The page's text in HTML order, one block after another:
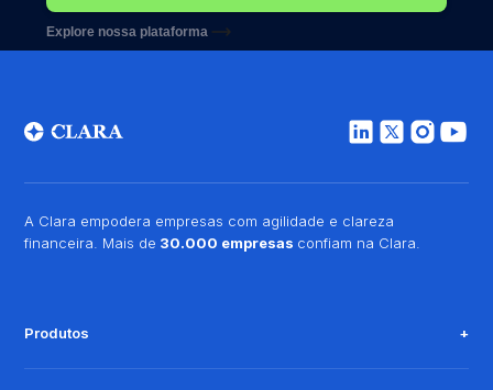
Explore nossa plataforma
A Clara empodera empresas com agilidade e clareza
financeira. Mais de 30.000 empresas confiam na Clara.
Produtos